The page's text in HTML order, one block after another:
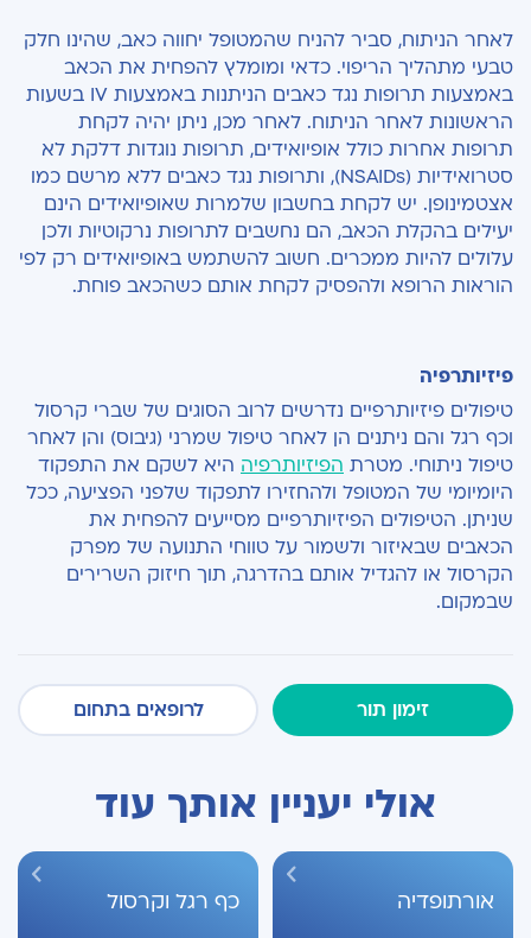
לאחר הניתוח, סביר להניח שהמטופל יחווה כאב, שהינו חלק
טבעי מתהליך הריפוי. כדאי ומומלץ להפחית את הכאב
באמצעות תרופות נגד כאבים הניתנות באמצעות IV בשעות
הראשונות לאחר הניתוח. לאחר מכן, ניתן יהיה לקחת
תרופות אחרות כולל אופיואידים, תרופות נוגדות דלקת לא
סטרואידיות (NSAIDs
), ותרופות נגד כאבים ללא מרשם כמו
אצטמינופן. יש לקחת בחשבון שלמרות שאופיואידים הינם
יעילים בהקלת הכאב, הם נחשבים לתרופות נרקוטיות ולכן
עלולים להיות ממכרים. חשוב להשתמש באופיואידים רק לפי
הוראות הרופא ולהפסיק לקחת אותם כשהכאב פוחת.
פיזיותרפיה
טיפולים פיזיותרפיים נדרשים לרוב הסוגים של שברי קרסול
וכף רגל והם ניתנים הן לאחר טיפול שמרני (גיבוס) והן לאחר
טיפול ניתוחי. מטרת הפיזיותרפיה היא לשקם את התפקוד
היומיומי של המטופל ולהחזירו לתפקוד שלפני הפציעה, ככל
שניתן. הטיפולים הפיזיותרפיים מסייעים להפחית את
הכאבים שבאיזור ולשמור על טווחי התנועה של מפרק
הקרסול או להגדיל אותם בהדרגה, תוך חיזוק השרירים
שבמקום.
זימון תור לרופאים בתחום
אולי יעניין אותך עוד
אורתופדיה כף רגל וקרסול